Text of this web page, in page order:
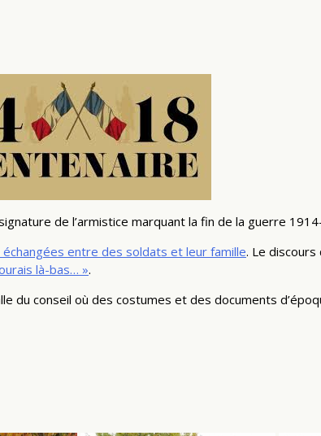
de l’armistice marquant la fin de la guerre
entre des soldats et leur famille. Le discours
là-bas… ».
du conseil où des costumes et des documents